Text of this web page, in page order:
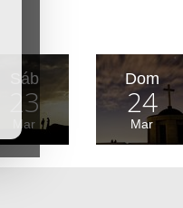
Sáb
23
Mar
Dom
24
Mar